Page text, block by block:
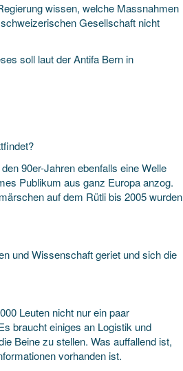
wissen, welche Massnahmen
Gesellschaft nicht
soll laut der Antifa Bern in
90er-Jahren ebenfalls eine Welle
Publikum aus ganz Europa anzog.
auf dem Rütli bis 2005 wurden
und Wissenschaft geriet und sich die
Leuten nicht nur ein paar
braucht einiges an Logistik und
Beine zu stellen. Was auffallend ist,
vorhanden ist.